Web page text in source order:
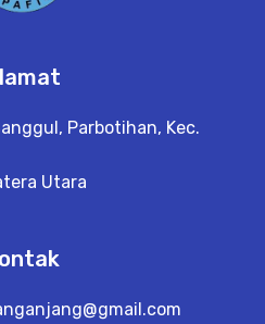
Parbotihan, Kec.
Utara